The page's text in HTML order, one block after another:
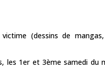
(dessins de
les 1er et 3ème samedi du